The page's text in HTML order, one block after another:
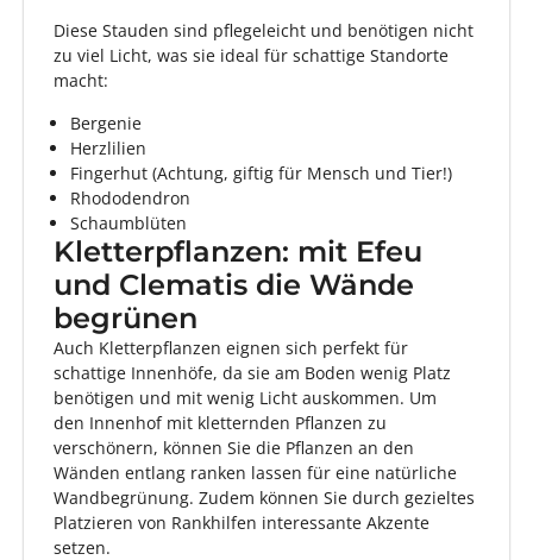
Diese Stauden sind pflegeleicht und benötigen nicht
zu viel Licht, was sie ideal für schattige Standorte
macht:
Bergenie
Herzlilien
Fingerhut (Achtung, giftig für Mensch und Tier!)
Rhododendron
Schaumblüten
Kletterpflanzen: mit Efeu
und Clematis die Wände
begrünen
Auch Kletterpflanzen eignen sich perfekt für
schattige Innenhöfe, da sie am Boden wenig Platz
benötigen und mit wenig Licht auskommen. Um
den Innenhof mit kletternden Pflanzen zu
verschönern, können Sie die Pflanzen an den
Wänden entlang ranken lassen für eine natürliche
Wandbegrünung. Zudem können Sie durch gezieltes
Platzieren von Rankhilfen interessante Akzente
setzen.